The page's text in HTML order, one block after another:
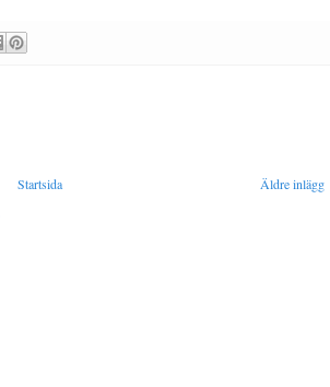
Äldre inlägg
Startsida